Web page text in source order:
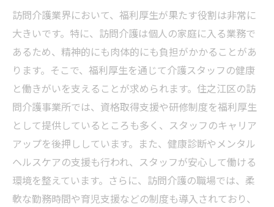
訪問介護業界において、福利厚生が果たす役割は非常に
大きいです。特に、訪問介護は個人の家庭に入る業務で
あるため、精神的にも肉体的にも負担がかかることがあ
ります。そこで、福利厚生を通じて介護スタッフの健康
と働きがいを支えることが求められます。住之江区の訪
問介護事業所では、資格取得支援や研修制度を福利厚生
として提供しているところも多く、スタッフのキャリア
アップを後押ししています。また、健康診断やメンタル
ヘルスケアの支援も行われ、スタッフが安心して働ける
環境を整えています。さらに、訪問介護の職場では、柔
軟な勤務時間や育児支援などの制度も導入されており、